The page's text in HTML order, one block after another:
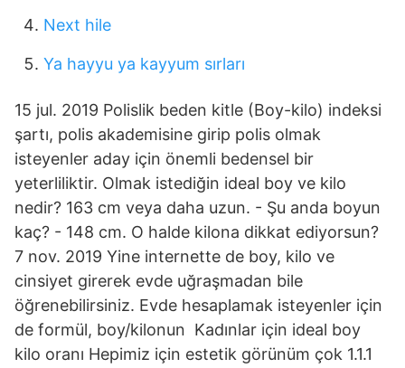
Next hile
Ya hayyu ya kayyum sırları
15 jul. 2019 Polislik beden kitle (Boy-kilo) indeksi
şartı, polis akademisine girip polis olmak
isteyenler aday için önemli bedensel bir
yeterliliktir. Olmak istediğin ideal boy ve kilo
nedir? 163 cm veya daha uzun. - Şu anda boyun
kaç? - 148 cm. O halde kilona dikkat ediyorsun?
7 nov. 2019 Yine internette de boy, kilo ve
cinsiyet girerek evde uğraşmadan bile
öğrenebilirsiniz. Evde hesaplamak isteyenler için
de formül, boy/kilonun Kadınlar için ideal boy
kilo oranı Hepimiz için estetik görünüm çok 1.1.1